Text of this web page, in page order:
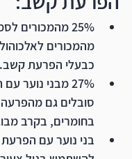
מהמכורים
כבעלי הפרעת קשב.
27% מבני
סובלים גם
בחומרים, בקרב
בני נוער עם